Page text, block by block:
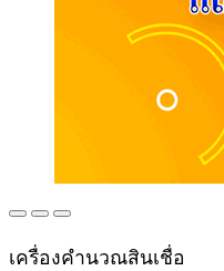
เครื่องคำนวณสินเชื่อ